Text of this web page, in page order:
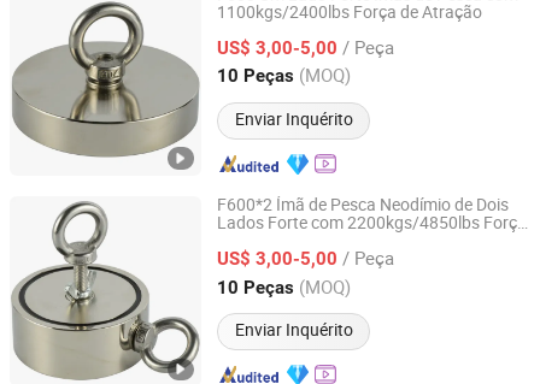
1100kgs/2400lbs Força de Atração
US$ 3,00-5,00 / Peça
10 Peças (MOQ)
Enviar Inquérito
Ningbo Ketai Magnetic Material Co., Ltd.
Zhejiang, China Desde 2020
F600*2 Ímã de Pesca Neodímio de Dois
Lados Forte com 2200kgs/4850lbs Força
US$ 3,00-5,00 / Peça
10 Peças (MOQ)
Enviar Inquérito
Ningbo Ketai Magnetic Material Co., Ltd.
Zhejiang, China Desde 2020